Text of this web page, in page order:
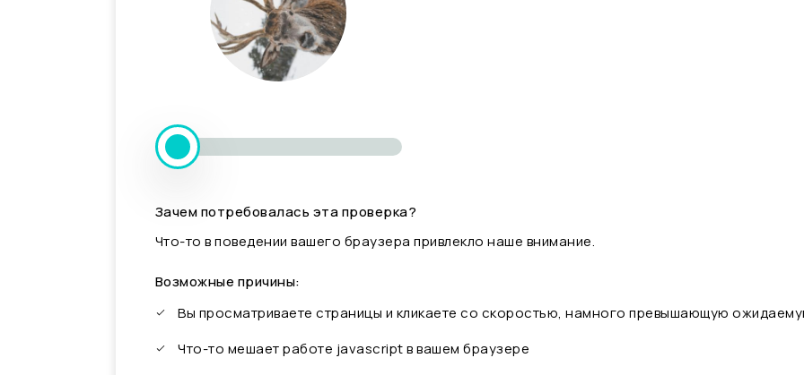
Зачем потребовалась эта проверка?
Что-то в поведении вашего браузера привлекло наше внимание.
Возможные причины:
Вы просматриваете страницы и кликаете со скоростью, намного превышающую
Что-то мешает работе javascript в вашем браузере